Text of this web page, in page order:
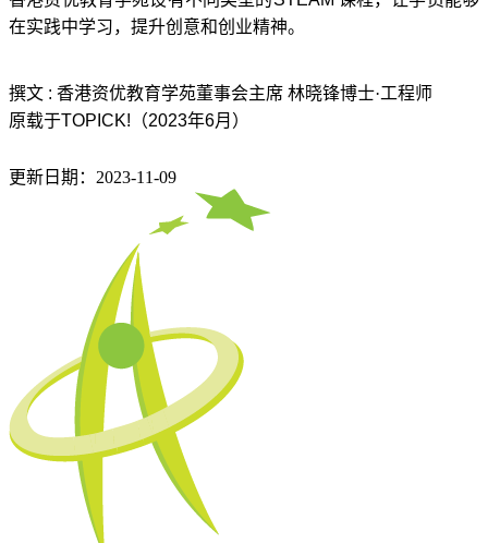
在实践中学习，提升创意和创业精神。
撰文 : 香港资优教育学苑董事会主席 林晓锋博士·工程师
原载于TOPICK! （2023年6月）
更新日期：2023-11-09